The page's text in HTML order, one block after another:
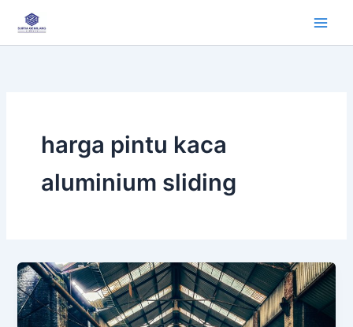
konten
harga pintu kaca
aluminium sliding